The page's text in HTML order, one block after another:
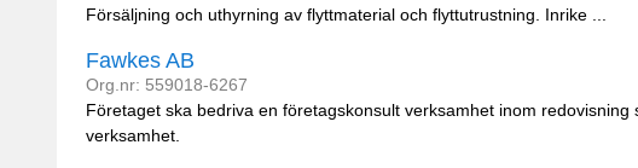
Försäljning och uthyrning av flyttmaterial och flyttutrustning. Inrike ...
Fawkes AB
Org.nr: 559018-6267
Företaget ska bedriva en företagskonsult verksamhet inom
verksamhet.